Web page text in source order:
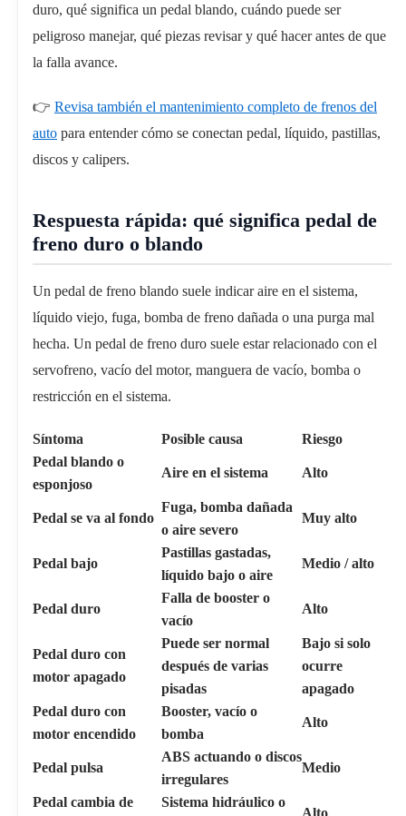
duro, qué significa un pedal blando, cuándo puede ser
peligroso manejar, qué piezas revisar y qué hacer antes de que
la falla avance.
👉 Revisa también el mantenimiento completo de frenos del
auto para entender cómo se conectan pedal, líquido, pastillas,
discos y calipers.
Respuesta rápida: qué significa pedal de
freno duro o blando
Un pedal de freno blando suele indicar aire en el sistema,
líquido viejo, fuga, bomba de freno dañada o una purga mal
hecha. Un pedal de freno duro suele estar relacionado con el
servofreno, vacío del motor, manguera de vacío, bomba o
restricción en el sistema.
Síntoma Posible causa
Riesgo
Pedal blando o
esponjoso
Aire en el sistema Alto
Pedal se va al fondo
Fuga, bomba dañada
o aire severo
Muy alto
Pedal bajo
Pastillas gastadas,
líquido bajo o aire
Medio / alto
Pedal duro
Falla de booster o
vacío
Alto
Pedal duro con
motor apagado
Puede ser normal
después de varias
pisadas
Bajo si solo
ocurre
apagado
Pedal duro con
motor encendido
Booster, vacío o
bomba
Alto
Pedal pulsa
ABS actuando o discos
irregulares
Medio
Pedal cambia de
Sistema hidráulico o